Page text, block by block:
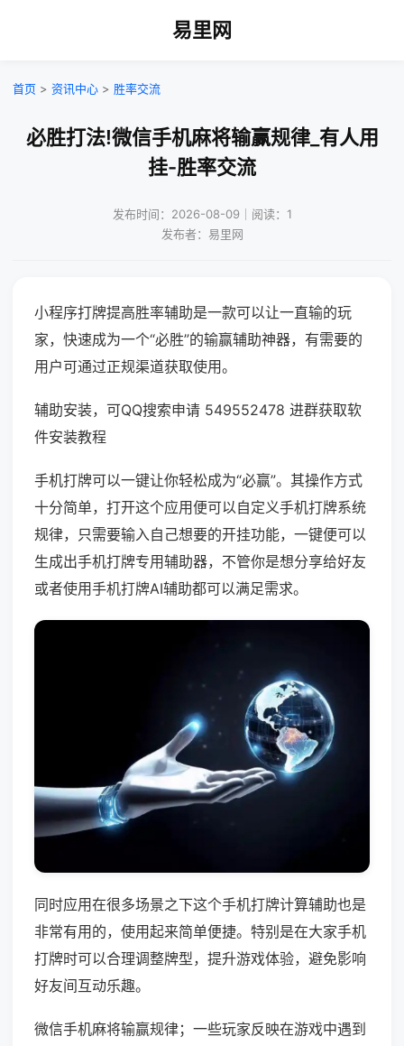
易里网
首页 > 资讯中心 > 胜率交流
必胜打法!微信手机麻将输赢规律_有人用
挂-胜率交流
发布时间：2026-08-09｜阅读：1
发布者：易里网
小程序打牌提高胜率辅助是一款可以让一直输的玩
家，快速成为一个“必胜”的输赢辅助神器，有需要的
用户可通过正规渠道获取使用。
辅助安装，可QQ搜索申请 549552478 进群获取软
件安装教程
手机打牌可以一键让你轻松成为“必赢”。其操作方式
十分简单，打开这个应用便可以自定义手机打牌系统
规律，只需要输入自己想要的开挂功能，一键便可以
生成出手机打牌专用辅助器，不管你是想分享给好友
或者使用手机打牌AI辅助都可以满足需求。
同时应用在很多场景之下这个手机打牌计算辅助也是
非常有用的，使用起来简单便捷。特别是在大家手机
打牌时可以合理调整牌型，提升游戏体验，避免影响
好友间互动乐趣。
微信手机麻将输赢规律；一些玩家反映在游戏中遇到